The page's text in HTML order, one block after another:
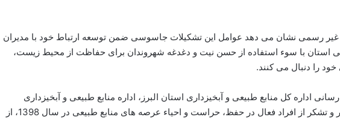
غیر رسمی نشان می ­دهد عوامل این تشکیلات جاسوسی ضمن توسعه ارتباط خود با مدیران
استان با سوء استفاده از حسن نیت و دغدغه شهروندان برای حفاظت از محیط زیست،
را دنبال می­ کنند.
اداره کل منابع طبیعی و آبخیزداری استان البرز، اداره منابع طبیعی و آبخیزداری
شهرستان کرج در تقدیر و تشکر از افراد فعال در حفظ، حراست و احیاء عرصه های منابع طبیعی در سال 1398، از